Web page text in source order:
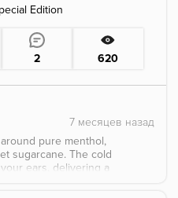
Edition
2 620
pure menthol,
sugarcane. The cold
ears, delivering a